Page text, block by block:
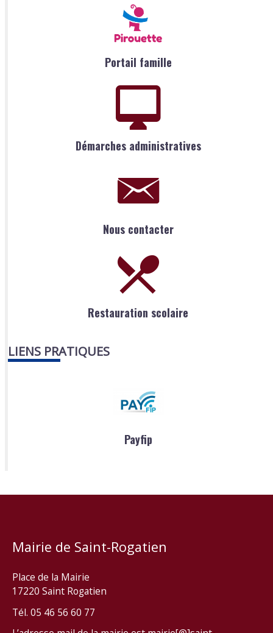
Portail famille
Démarches administratives
Nous contacter
Restauration scolaire
LIENS PRATIQUES
Payfip
Mairie de Saint-Rogatien
Place de la Mairie
17220 Saint Rogatien
Tél. 05 46 56 60 77